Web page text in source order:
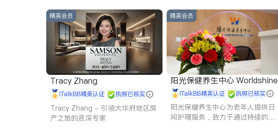
精英会员
Tracy Zhang
iTalkBB精英认证 执照已核实
Tracy Zhang - 引领大华府地区房
产之旅的资深专家
精英会员
阳光保健养生中心 Worldshine
iTalkBB精英认证 执照已核实
阳光保健养生中心为老年人提供日
间护理服务，致力于通过持续的护